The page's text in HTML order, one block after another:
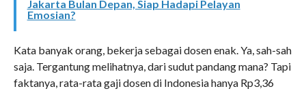
Jakarta Bulan Depan, Siap Hadapi Pelayan
Emosian?
Kata banyak orang, bekerja sebagai dosen enak. Ya, sah-sah
saja. Tergantung melihatnya, dari sudut pandang mana? Tapi
faktanya, rata-rata gaji dosen di Indonesia hanya Rp3,36